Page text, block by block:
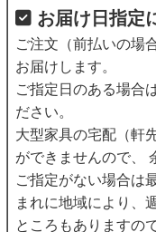
お届け日指定
ご注文（前払いの場
お届けします。
ご指定日のある場合
ださい。
大型家具の宅配（軒
ができませんので、
ご指定がない場合は
まれに地域により、
ところもありますの